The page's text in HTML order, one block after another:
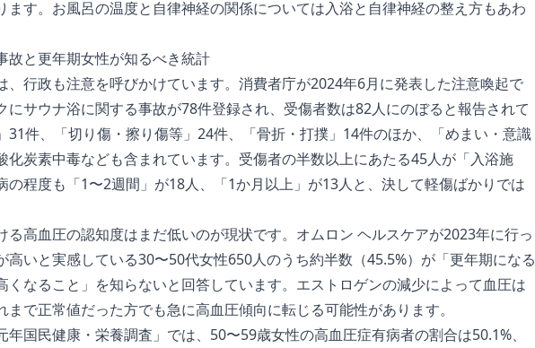
ます。お風呂の温度と自律神経の関係については入浴と自律神経の整え方もあわ
故と更年期女性が知るべき統計
行政も注意を呼びかけています。 消費者庁が2024年6月に発表した注意喚起で
にサウナ浴に関する事故が78件登録され、受傷者数は82人にのぼると報告されて
31件、「切り傷・擦り傷等」24件、「骨折・打撲」14件のほか、「めまい・意識
化炭素中毒なども含まれています。受傷者の半数以上にあたる45人が「入浴施
の程度も「1〜2週間」が18人、「1か月以上」が13人と、決して軽傷ばかりでは
高血圧の認知度はまだ低いのが現状です。 オムロン ヘルスケアが2023年に行っ
高いと実感している30〜50代女性650人のうち約半数（45.5%）が「更年期になる
くなること」を知らないと回答しています。エストロゲンの減少によって血圧は
で正常値だった方でも急に高血圧傾向に転じる可能性があります。
国民健康・栄養調査」 では、50〜59歳女性の高血圧症有病者の割合は50.1%、